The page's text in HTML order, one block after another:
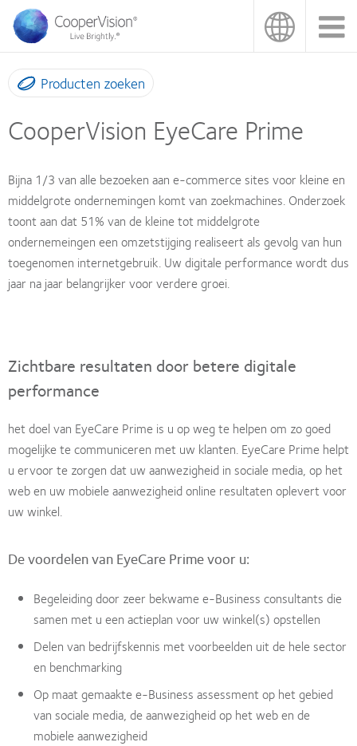
Overslaan
naar
de
inhoud
gaan
Producten zoeken
CooperVision EyeCare Prime
Bijna 1/3 van alle bezoeken aan e-commerce sites voor kleine en
middelgrote ondernemingen komt van zoekmachines. Onderzoek
toont aan dat 51% van de kleine tot middelgrote
ondernemeingen een omzetstijging realiseert als gevolg van hun
toegenomen internetgebruik. Uw digitale performance wordt dus
jaar na jaar belangrijker voor verdere groei.
Zichtbare resultaten door betere digitale
performance
het doel van EyeCare Prime is u op weg te helpen om zo goed
mogelijke te communiceren met uw klanten. EyeCare Prime helpt
u ervoor te zorgen dat uw aanwezigheid in sociale media, op het
web en uw mobiele aanwezigheid online resultaten oplevert voor
uw winkel.
De voordelen van EyeCare Prime voor u:
Begeleiding door zeer bekwame e-Business consultants die
samen met u een actieplan voor uw winkel(s) opstellen
Delen van bedrijfskennis met voorbeelden uit de hele sector
en benchmarking
Op maat gemaakte e-Business assessment op het gebied
van sociale media, de aanwezigheid op het web en de
mobiele aanwezigheid